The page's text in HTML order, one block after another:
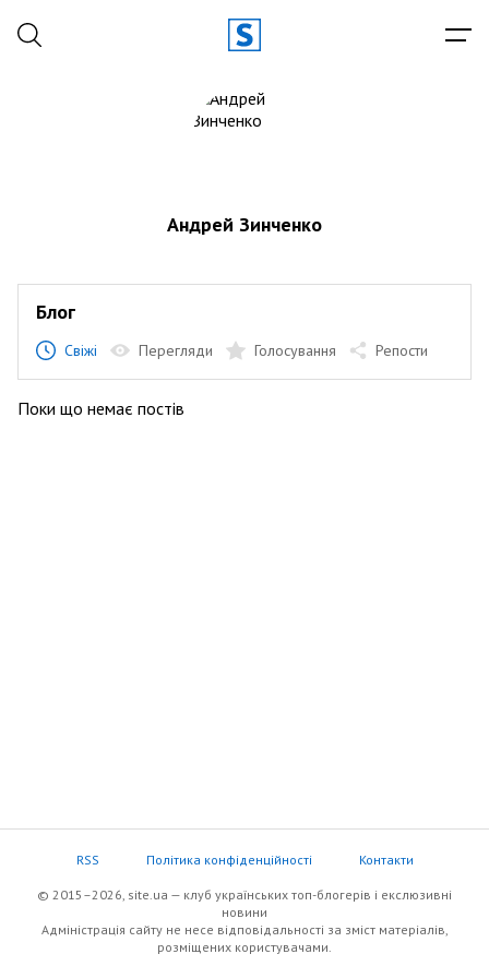
Андрей Зинченко
Блог
Свіжі Перегляди Голосування Репости
Поки що немає постів
RSS Політика конфіденційності Контакти
© 2015–2026, site.ua — клуб українських топ-блогерів i екслюзивнi
новини
Адміністрація сайту не несе відповідальності за зміст матеріалів,
розміщених користувачами.